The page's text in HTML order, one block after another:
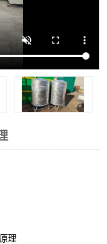
理
器设备价格
楼厕所污水处理设备
站油田景点旅游区污
理设备
污泥脱水机
化净北槽污水处理设
院污水处理一体化设